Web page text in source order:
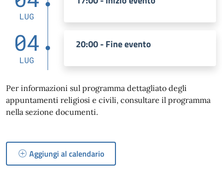
LUG
04
LUG
20:00 - Fine evento
Per informazioni sul programma dettagliato degli
appuntamenti religiosi e civili, consultare il programma
nella sezione documenti.
Aggiungi al calendario